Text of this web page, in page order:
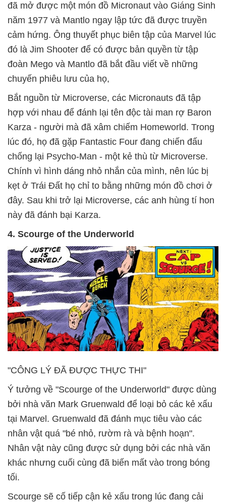
đã mở được một món đồ Micronaut vào Giáng Sinh
năm 1977 và Mantlo ngay lập tức đã được truyền
cảm hứng. Ông thuyết phục biên tập của Marvel lúc
đó là Jim Shooter để có được bản quyền từ tập
đoàn Mego và Mantlo đã bắt đầu viết về những
chuyến phiêu lưu của họ,
Bắt nguồn từ Microverse, các Micronauts đã tập
hợp với nhau để đánh lại tên độc tài man rợ Baron
Karza - người mà đã xâm chiếm Homeworld. Trong
lúc đó, họ đã gặp Fantastic Four đang chiến đấu
chống lại Psycho-Man - một kẻ thù từ Microverse.
Chính vì hình dáng nhỏ nhắn của mình, nên lúc bị
kẹt ở Trái Đất họ chỉ to bằng những món đồ chơi ở
đây. Sau khi trở lại Microverse, các anh hùng tí hon
này đã đánh bại Karza.
4. Scourge of the Underworld
"CÔNG LÝ ĐÃ ĐƯỢC THỰC THI"
Ý tưởng về "Scourge of the Underworld" được dùng
bởi nhà văn Mark Gruenwald để loại bỏ các kẻ xấu
tại Marvel. Gruenwald đã đánh mục tiêu vào các
nhân vật quá "bé nhỏ, rườm rà và bệnh hoạn".
Nhân vật này cũng được sử dụng bởi các nhà văn
khác nhưng cuối cùng đã biến mất vào trong bóng
tối.
Scourge sẽ cố tiếp cận kẻ xấu trong lúc đang cải